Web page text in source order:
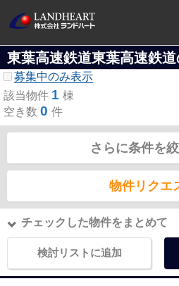
東葉高速鉄道東葉高速鉄
募集中のみ表示
該当物件 1 棟
空き数 0 件
さらに条件を
物件リクエ
チェックした物件をまとめて
検討リストに追加